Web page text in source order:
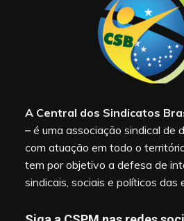
A Central dos Sindicatos
– é uma associação sindical de
com atuação em todo o
tem por objetivo a defesa de
sindicais, sociais e políticos das